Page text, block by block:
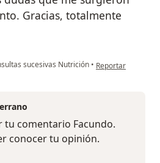
Gracias, totalmente
sucesivas Nutrición • en opinión del
Reportar
tu comentario Facundo.
conocer tu opinión.